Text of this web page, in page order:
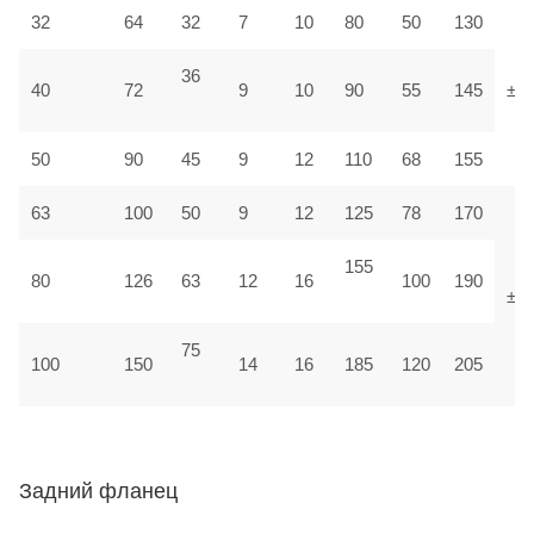
32 64 32 7 10 80 50 130
40 72
36
9 10 90 55 145
50 90 45 9 12 110 68 155
63 100 50 9 12 125 78 170
80 126 63 12 16
155
100 190
100 150
75
14 16 185 120 205
Задний фланец